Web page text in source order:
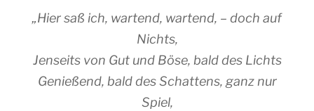
„Hier saß ich, wartend, wartend, – doch auf
Nichts,
Jenseits von Gut und Böse, bald des Lichts
Genießend, bald des Schattens, ganz nur
Spiel,